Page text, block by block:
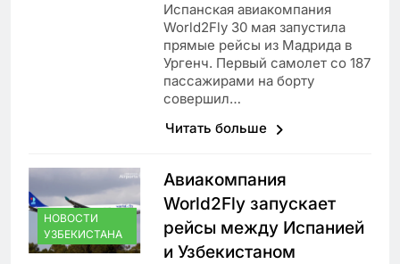
Испанская авиакомпания
World2Fly 30 мая запустила
прямые рейсы из Мадрида в
Ургенч. Первый самолет со 187
пассажирами на борту
совершил…
Читать больше
НОВОСТИ
УЗБЕКИСТАНА
Авиакомпания
World2Fly запускает
рейсы между Испанией
и Узбекистаном